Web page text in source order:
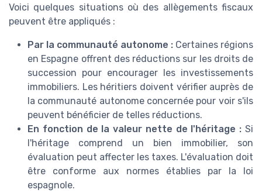
Voici quelques situations où des allègements fiscaux
peuvent être appliqués :
Par la communauté autonome : Certaines régions
en Espagne offrent des réductions sur les droits de
succession pour encourager les investissements
immobiliers. Les héritiers doivent vérifier auprès de
la communauté autonome concernée pour voir s'ils
peuvent bénéficier de telles réductions.
En fonction de la valeur nette de l'héritage : Si
l'héritage comprend un bien immobilier, son
évaluation peut affecter les taxes. L'évaluation doit
être conforme aux normes établies par la loi
espagnole.